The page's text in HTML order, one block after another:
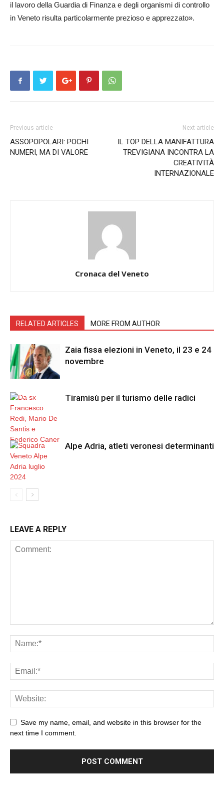
il lavoro della Guardia di Finanza e degli organismi di controllo
in Veneto risulta particolarmente prezioso e apprezzato».
Previous article
ASSOPOPOLARI: POCHI
NUMERI, MA DI VALORE
Next article
IL TOP DELLA MANIFATTURA
TREVIGIANA INCONTRA LA
CREATIVITÀ
INTERNAZIONALE
Cronaca del Veneto
RELATED ARTICLES MORE FROM AUTHOR
Zaia fissa elezioni in Veneto, il 23 e 24
novembre
Tiramisù per il turismo delle radici
Alpe Adria, atleti veronesi determinanti
LEAVE A REPLY
Save my name, email, and website in this browser for the
next time I comment.